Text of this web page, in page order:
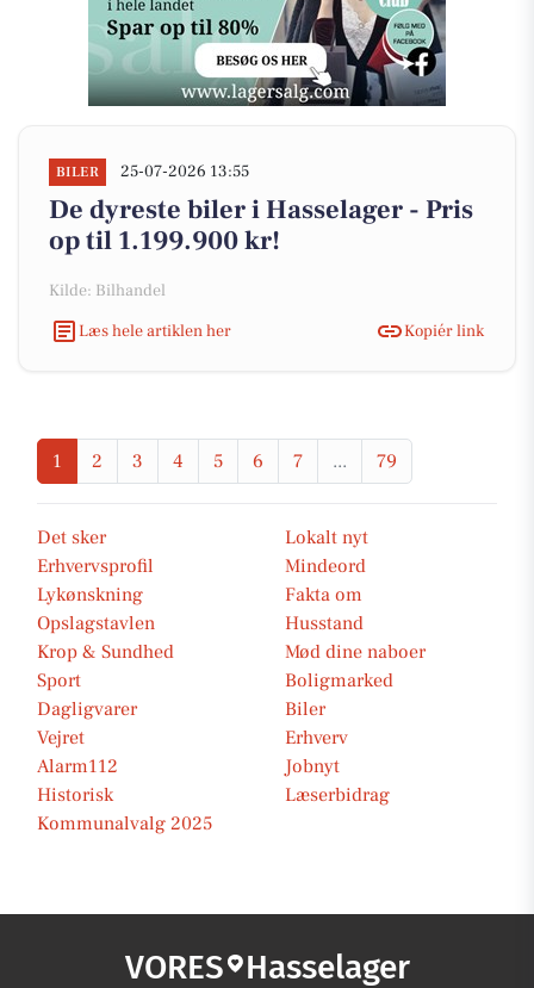
BILER 25-07-2026 13:55
De dyreste biler i Hasselager - Pris
op til 1.199.900 kr!
Kilde: Bilhandel
Læs hele artiklen her
Kopiér link
1 2 3 4 5 6 7 ... 79
Det sker
Lokalt nyt
Erhvervsprofil
Mindeord
Lykønskning
Fakta om
Opslagstavlen
Husstand
Krop & Sundhed
Mød dine naboer
Sport
Boligmarked
Dagligvarer
Biler
Vejret
Erhverv
Alarm112
Jobnyt
Historisk
Læserbidrag
Kommunalvalg 2025
VORES Hasselager